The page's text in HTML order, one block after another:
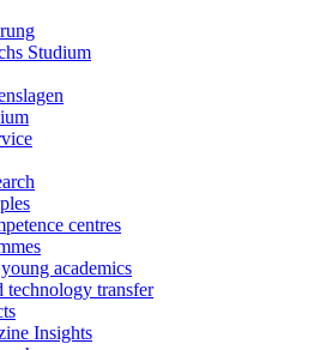
Studium
centres
academics
technology transfer
Insights